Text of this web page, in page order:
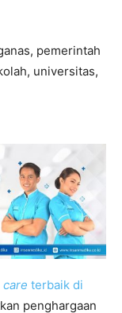
pemerintah
universitas,
terbaik di
penghargaan